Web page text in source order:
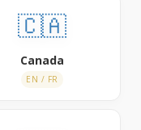
🇨🇦
Canada
EN / FR